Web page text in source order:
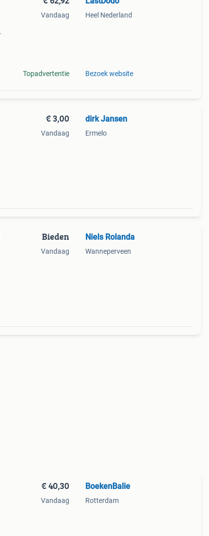
Vandaag
Topadvertentie
Heel Nederland
Bezoek website
€ 3,00
Vandaag
dirk Jansen
Ermelo
Bieden
Vandaag
Niels Rolanda
Wanneperveen
€ 40,30
Vandaag
BoekenBalie
Rotterdam